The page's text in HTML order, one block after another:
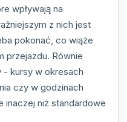
wpływają na
z nich jest
pokonać, co wiąże
przejazdu. Równie
- kursy w okresach
czy w godzinach
inaczej niż standardowe